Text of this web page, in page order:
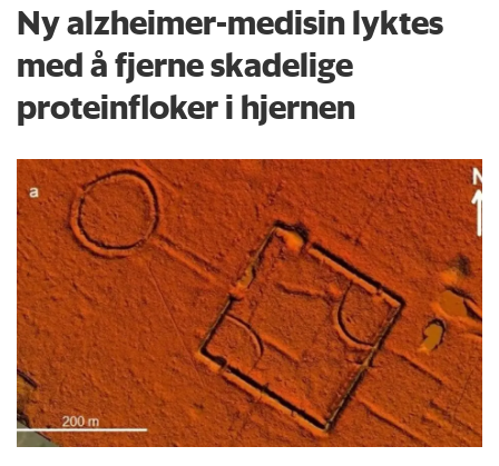
Ny alzheimer-medisin lyktes
med å fjerne skadelige
proteinfloker i hjernen